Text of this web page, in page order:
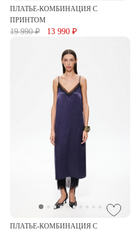
ПЛАТЬЕ-КОМБИНАЦИЯ С
ПРИНТОМ
19 990 ₽ 13 990 ₽
ПЛАТЬЕ-КОМБИНАЦИЯ С